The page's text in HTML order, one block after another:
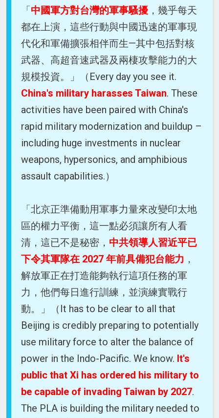
「中國軍方對台灣的軍事騷擾 ，幾乎每天
都在上演，這些行動與中國迅速的軍事現
代化和軍備擴張相伴而生—其中包括對核
武器、高超音速武器及兩棲攻擊能力的大
規模投資。」（Every day you see it.
China's military harasses Taiwan. These
activities have been paired with China's
rapid military modernization and buildup –
including huge investments in nuclear
weapons, hypersonics, and amphibious
assault capabilities.）
「北京正準備動用軍事力量來改變印太地
區的權力平衡，這一點必須讓所有人看
清，這已不是秘密， 中共領導人習近平已
下令其軍隊在 2027 年前具備犯台能力 ，
解放軍正在打造能夠執行這項任務的軍
力，他們每日進行訓練，並演練實戰行
動。」（It has to be clear to all that
Beijing is credibly preparing to potentially
use military force to alter the balance of
power in the Indo-Pacific. We know. It's
public that Xi has ordered his military to
be capable of invading Taiwan by 2027.
The PLA is building the military needed to